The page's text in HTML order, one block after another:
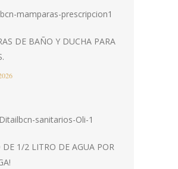
DE BAÑO Y DUCHA PARA
DE 1/2 LITRO DE AGUA POR